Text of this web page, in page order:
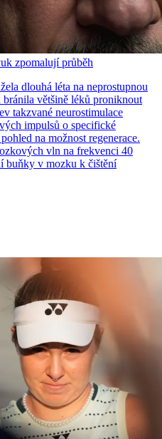
zpomalují průběh
dlouhá léta na neprostupnou
většině léků proniknout
takzvané neurostimulace
impulsů o specifické
na možnost regenerace.
vln na frekvenci 40
buňky v mozku k čištění